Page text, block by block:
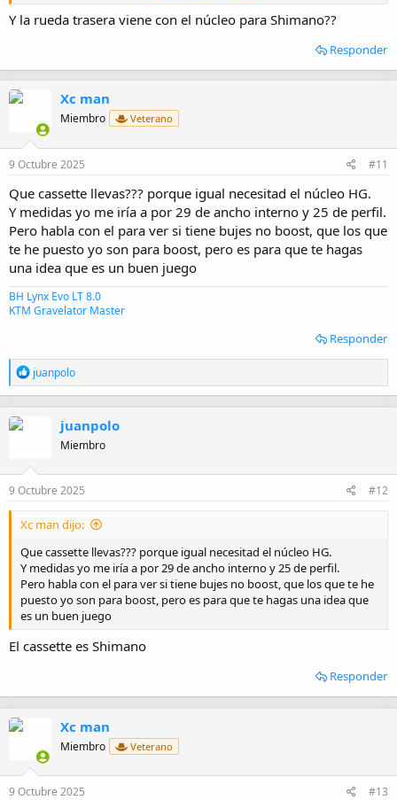
a.aliexpress.com
Y la rueda trasera viene con el núcleo para Shimano??
Responder
Xc man
Miembro Veterano
9 Octubre 2025 #11
Que cassette llevas??? porque igual necesitad el núcleo HG.
Y medidas yo me iría a por 29 de ancho interno y 25 de perfil.
Pero habla con el para ver si tiene bujes no boost, que los que
te he puesto yo son para boost, pero es para que te hagas
una idea que es un buen juego
BH Lynx Evo LT 8.0
KTM Gravelator Master
Responder
R
e
a
n
e
s
juanpolo
juanpolo
Miembro
9 Octubre 2025 #12
Xc man dijo:
Que cassette llevas??? porque igual necesitad el núcleo HG.
Y medidas yo me iría a por 29 de ancho interno y 25 de perfil.
Pero habla con el para ver si tiene bujes no boost, que los que te he
puesto yo son para boost, pero es para que te hagas una idea que
es un buen juego
El cassette es Shimano
Responder
Xc man
Miembro Veterano
9 Octubre 2025 #13